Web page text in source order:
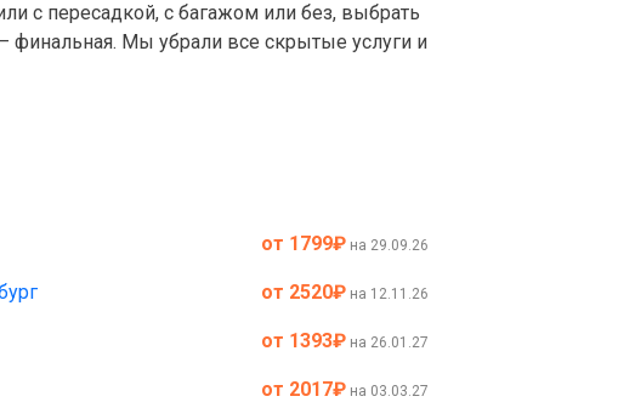
с пересадкой, с багажом или без, выбрать
финальная. Мы убрали все скрытые услуги и
от 1799₽ на 29.09.26
от 2520₽ на 12.11.26
от 1393₽ на 26.01.27
от 2017₽ на 03.03.27